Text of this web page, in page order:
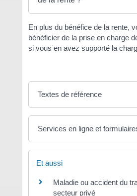
En plus du bénéfice de la rente,
bénéficier de la prise en charge
si vous en avez supporté la
Textes de référence
Services en ligne et
Et aussi
Maladie ou accident du
secteur privé